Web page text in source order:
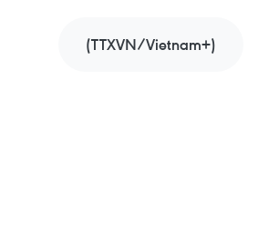
(TTXVN/Vietnam+)